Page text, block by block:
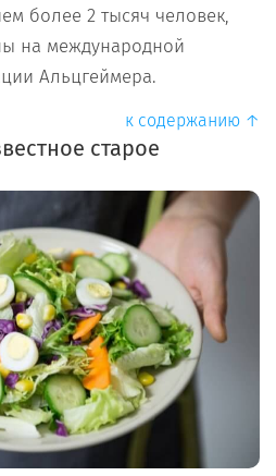
более 2 тысяч человек,
на международной
Альцгеймера.
к содержанию ↑
старое